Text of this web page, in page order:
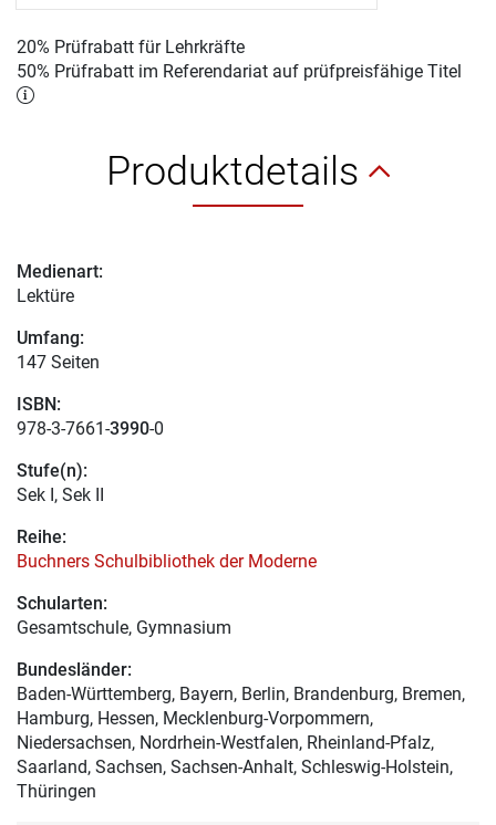
20% Prüfrabatt für Lehrkräfte
50% Prüfrabatt im Referendariat auf prüfpreisfähige Titel
Produktdetails
Medienart:
Lektüre
Umfang:
147 Seiten
ISBN:
978-3-7661-3990-0
Stufe(n):
Sek I, Sek II
Reihe:
Buchners Schulbibliothek der Moderne
Schularten:
Gesamtschule, Gymnasium
Bundesländer:
Baden-Württemberg, Bayern, Berlin, Brandenburg, Bremen,
Hamburg, Hessen, Mecklenburg-Vorpommern,
Niedersachsen, Nordrhein-Westfalen, Rheinland-Pfalz,
Saarland, Sachsen, Sachsen-Anhalt, Schleswig-Holstein,
Thüringen